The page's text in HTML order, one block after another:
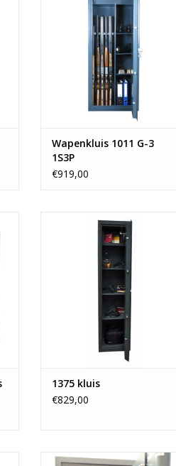
- 1 binnenkluis
- Vanaf 110 kg
TOEVOEGEN AAN WINKELWAGEN
Wapenkluis 1011 G-3
1S3P
€919,00
- handvuurwapens
- munitie
- ruime binnenkluis
- 3 verstelbare legborden
TOEVOEGEN AAN WINKELWAGEN
1375 kluis
€829,00
- 95x60x35 cm